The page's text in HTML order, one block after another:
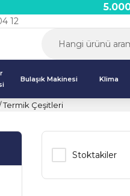
12
Bulaşık Makinesi Klima
Termik Çeşitleri
Stoktakiler